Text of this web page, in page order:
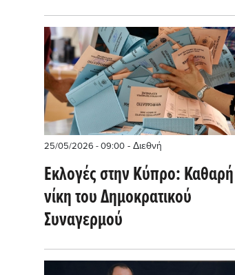
25/05/2026 - 09:00 - Διεθνή
Εκλογές στην Κύπρο: Καθαρή
νίκη του Δημοκρατικού
Συναγερμού